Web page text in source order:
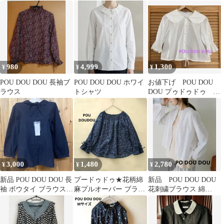
ダブルボタン
トン100% ドロップシ
ョルダー
¥980
POU DOU DOU 長袖ブ
ラウス
¥4,999
POU DOU DOU ホワイ
トシャツ
¥1,300
お値下げ POU DOU
DOU プゥドゥドゥ ブ
ラウス レース ザ
ラ サマンサ
¥3,000
新品 POU DOU DOU 長
袖 ボウタイ ブラウス
ネイビー 麻 リネン M
¥ 1,480
プードゥドゥ★花柄綿
麻プルオーバー ブラウ
ス 総柄 ネイビー ゆっ
たりM
¥2,780
新品 POU DOU DOU
花刺繍ブラウス 綿
100% ホワイト M ④